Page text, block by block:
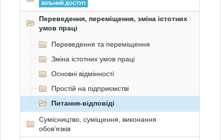
ВІЛЬНИЙ ДОСТУП
Переведення, переміщення, зміна істотних
умов праці
Переведення та переміщення
Зміна істотних умов праці
Основні відмінності
Простій на підприємстві
Питання-відповіді
Сумісництво, суміщення, виконання
обов’язків